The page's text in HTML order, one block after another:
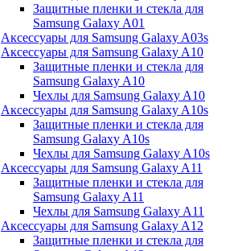
Защитные пленки и стекла для
Samsung Galaxy A01
Аксессуары для Samsung Galaxy A03s
Аксессуары для Samsung Galaxy A10
Защитные пленки и стекла для
Samsung Galaxy A10
Чехлы для Samsung Galaxy A10
Аксессуары для Samsung Galaxy A10s
Защитные пленки и стекла для
Samsung Galaxy A10s
Чехлы для Samsung Galaxy A10s
Аксессуары для Samsung Galaxy A11
Защитные пленки и стекла для
Samsung Galaxy A11
Чехлы для Samsung Galaxy A11
Аксессуары для Samsung Galaxy A12
Защитные пленки и стекла для